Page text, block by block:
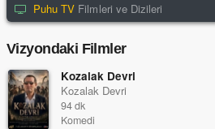
Puhu TV Filmleri ve Dizileri
Vizyondaki Filmler
Kozalak Devri
Kozalak Devri
94 dk
Komedi